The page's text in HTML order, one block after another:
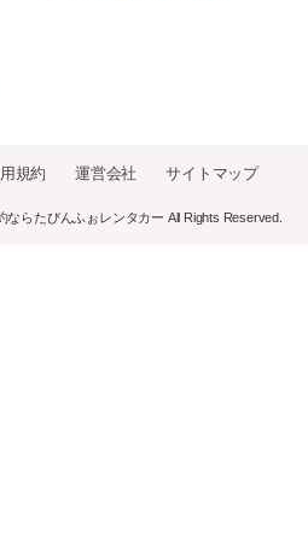
規約 運営会社 サイトマップ
らたびんふぉレンタカー All Rights Reserved.